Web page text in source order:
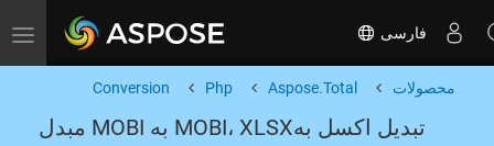
Toggle navigation فارسی
محصولات Aspose.Total
Php
Conversion
تبدیل اکسل بهMOBI، XLSX به MOBI مبدل